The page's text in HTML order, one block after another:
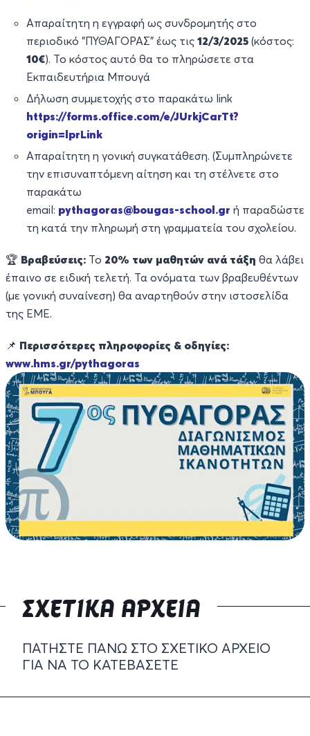
Απαραίτητη η εγγραφή ως συνδρομητής στο
περιοδικό "ΠΥΘΑΓΟΡΑΣ" έως τις 12/3/2025 (κόστος:
10€). Το κόστος αυτό θα το πληρώσετε στα
Εκπαιδευτήρια Μπουγά
Δήλωση συμμετοχής στο παρακάτω link
https://forms.office.com/e/JUrkjCarTt?
origin=lprLink
Απαραίτητη η γονική συγκατάθεση. (Συμπληρώνετε
την επισυναπτόμενη αίτηση και τη στέλνετε στο
παρακάτω
email: pythagoras@bougas-school.gr ή παραδώστε
τη κατά την πληρωμή στη γραμματεία του σχολείου.
🏆 Βραβεύσεις: Το 20% των μαθητών ανά τάξη θα λάβει
έπαινο σε ειδική τελετή. Τα ονόματα των βραβευθέντων
(με γονική συναίνεση) θα αναρτηθούν στην ιστοσελίδα
της ΕΜΕ.
📌 Περισσότερες πληροφορίες & οδηγίες:
www.hms.gr/pythagoras
ΣΧΕΤΙΚΆ ΑΡΧΕΊΑ
ΠΑΤΉΣΤΕ ΠΆΝΩ ΣΤΟ ΣΧΕΤΙΚΌ ΑΡΧΕΊΟ
ΓΙΑ ΝΑ ΤΟ ΚΑΤΕΒΆΣΕΤΕ